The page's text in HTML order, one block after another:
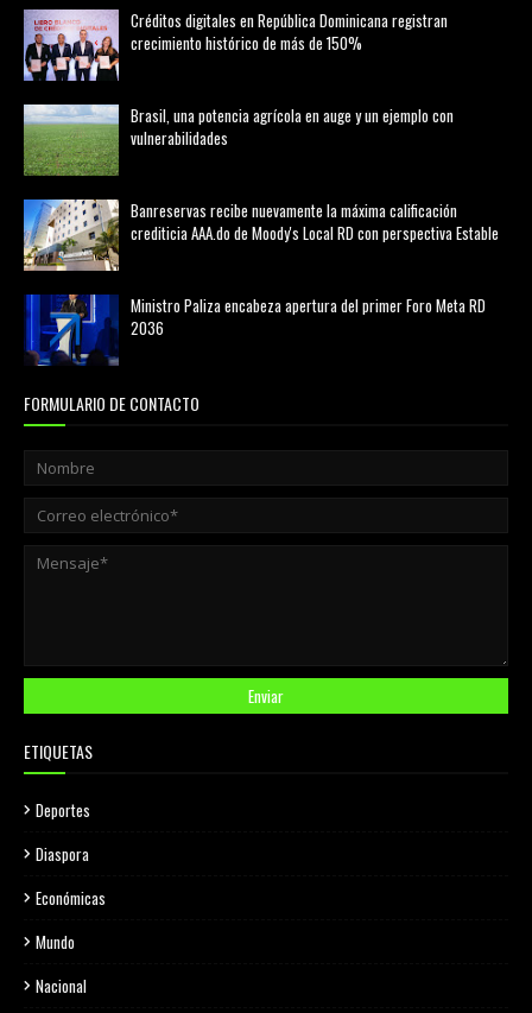
Créditos digitales en República Dominicana registran
crecimiento histórico de más de 150%
Brasil, una potencia agrícola en auge y un ejemplo con
vulnerabilidades
Banreservas recibe nuevamente la máxima calificación
crediticia AAA.do de Moody's Local RD con perspectiva Estable
Ministro Paliza encabeza apertura del primer Foro Meta RD
2036
FORMULARIO DE CONTACTO
ETIQUETAS
Deportes
Diaspora
Económicas
Mundo
Nacional